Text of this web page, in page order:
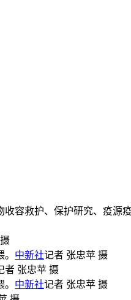
容救护、保护研究、疫源
中新社记者 张忠苹 摄
者 张忠苹 摄
中新社记者 张忠苹 摄